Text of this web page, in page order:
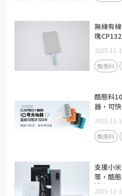
無線有
塊
2025-11-
酷態科
酷態科
器，可
2025-11-
酷態科
支援小
等，酷
機充電
2025-11-